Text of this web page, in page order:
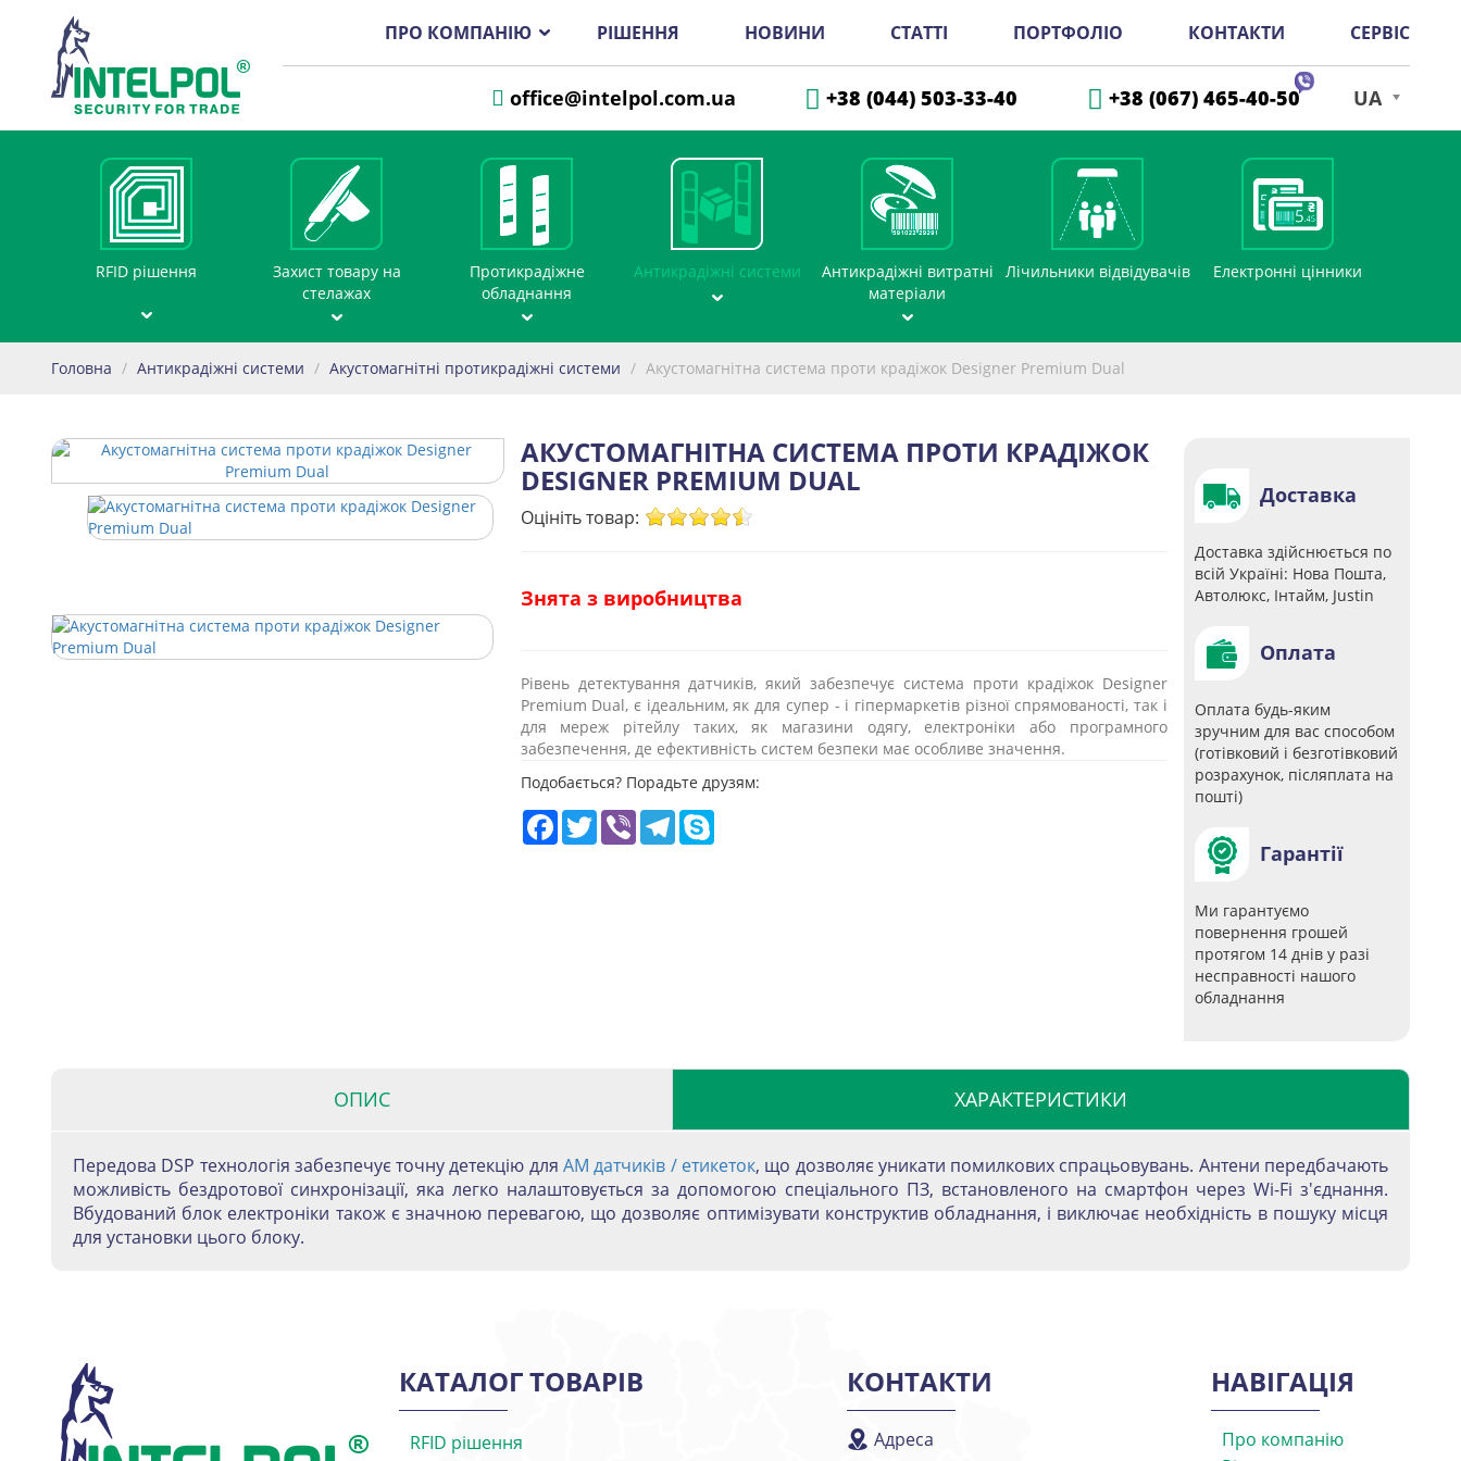
ПРО КОМПАНІЮ РІШЕННЯ НОВИНИ СТАТТІ ПОРТФОЛІО КОНТАКТИ СЕРВІС
office@intelpol.com.ua +38 (044) 503-33-40 +38 (067) 465-40-50 UA
RFID рішення
Захист товару на
стелажах
Протикрадіжне
обладнання
Антикрадіжні системи
Антикрадіжні витратні
матеріали
Лічильники відвідувачів Електронні цінники
Головна / Антикрадіжні системи / Акустомагнітні протикрадіжні системи / Акустомагнітна система проти крадіжок Designer Premium Dual
АКУСТОМАГНІТНА СИСТЕМА ПРОТИ КРАДІЖОК
DESIGNER PREMIUM DUAL
Оцініть товар:
Знята з виробництва
Рівень детектування датчиків, який забезпечує система проти крадіжок Designer
Premium Dual, є ідеальним, як для супер - і гіпермаркетів різної спрямованості, так і
для мереж рітейлу таких, як магазини одягу, електроніки або програмного
забезпечення, де ефективність систем безпеки має особливе значення.
Подобається? Порадьте друзям:
Facebook
TwitterViberTelegram
Skype
Доставка
Доставка здійснюється по
всій Україні: Нова Пошта,
Автолюкс, Інтайм, Justin
Оплата
Оплата будь-яким
зручним для вас способом
(готівковий і безготівковий
розрахунок, післяплата на
пошті)
Гарантії
Ми гарантуємо
повернення грошей
протягом 14 днів у разі
несправності нашого
обладнання
ОПИС ХАРАКТЕРИСТИКИ
Передова DSP технологія забезпечує точну детекцію дляАМ датчиків / етикеток, що дозволяє уникати помилкових спрацьовувань. Антени передбачають
можливість бездротової синхронізації, яка легко налаштовується за допомогою спеціального ПЗ, встановленого на смартфон через Wi-Fi з'єднання.
Вбудований блок електроніки також є значною перевагою, що дозволяє оптимізувати конструктив обладнання, і виключає необхідність в пошуку місця
для установки цього блоку.
КАТАЛОГ ТОВАРІВ
RFID рішення
КОНТАКТИ
Адреса
НАВІГАЦІЯ
Про компанію